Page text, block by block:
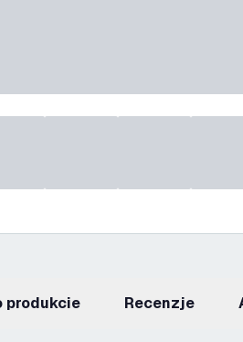
produkcie recenzje